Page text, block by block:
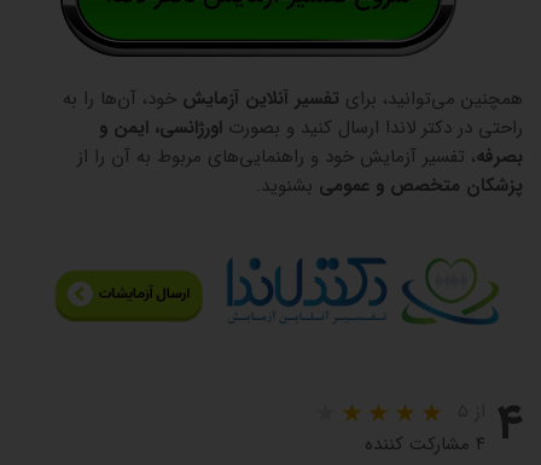
همچنین می‌توانید، برای تفسیر آنلاین آزمایش خود، آن‌ها را به
راحتی در دکتر لاندا ارسال کنید و بصورت اورژانسی، ایمن و
بصرفه، تفسیر آزمایش خود و راهنمایی‌های مربوط به آن را از
پزشکان متخصص و عمومی بشنوید.
۴ ۴ مشارکت کننده